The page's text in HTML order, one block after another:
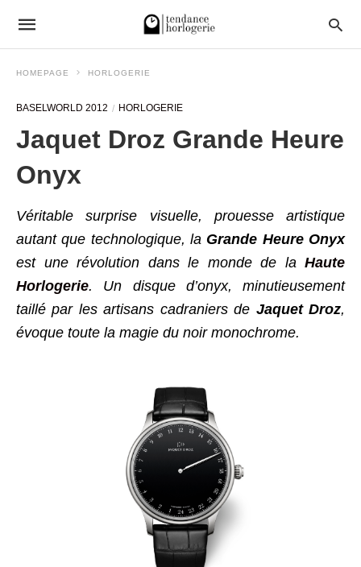
HOMEPAGE HORLOGERIE
BASELWORLD 2012 HORLOGERIE
Jaquet Droz Grande Heure
Onyx
Véritable surprise visuelle, prouesse artistique
autant que technologique, la Grande Heure Onyx
est une révolution dans le monde de la Haute
Horlogerie. Un disque d’onyx, minutieusement
taillé par les artisans cadraniers de Jaquet Droz,
évoque toute la magie du noir monochrome.